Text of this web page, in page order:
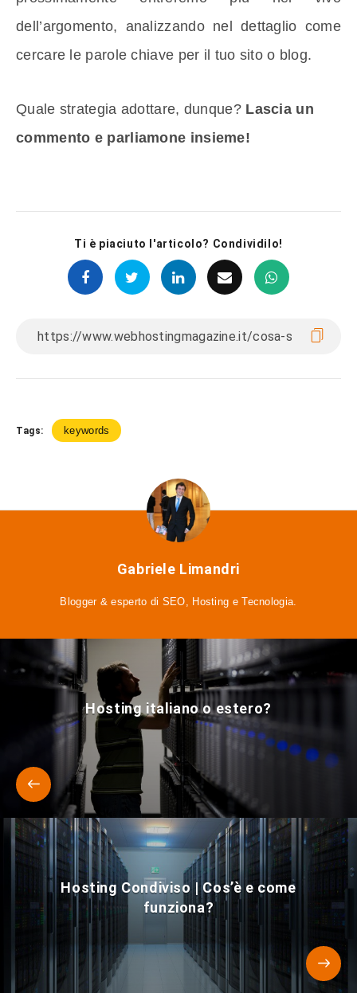
dell’argomento, analizzando nel dettaglio come
cercare le parole chiave per il tuo sito o blog.
Quale strategia adottare, dunque? Lascia un
commento e parliamone insieme!
Ti è piaciuto l'articolo? Condividilo!
Tags: keywords
Gabriele Limandri
Blogger & esperto di SEO, Hosting e Tecnologia.
Hosting italiano o estero?
Hosting Condiviso | Cos’è e come
funziona?